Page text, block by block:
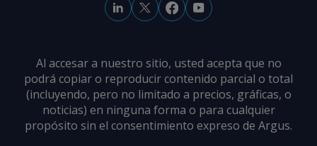
Al accesar a nuestro sitio, usted acepta que no
podrá copiar o reproducir contenido parcial o total
(incluyendo, pero no limitado a precios, gráficas, o
noticias) en ninguna forma o para cualquier
propósito sin el consentimiento expreso de Argus.